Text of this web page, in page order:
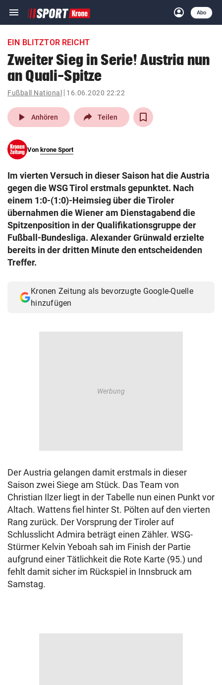
menu Navigation
ein-/ausklappen
account_circle
Anmelden
Abo
close Schließen
account_circle Anmelden
pin_drop
Wien arrow_right
search
eingeben
© Krone Multimedia GmbH & Co KG 2026
Muthgasse 2, 1190 Wien
EIN BLITZTOR REICHT
Zweiter Sieg in Serie! Austria nun
an Quali-Spitze
Fußball National 16.06.2020 22:22
play_arrow Anhören Teilen
Von krone Sport
Im vierten Versuch in dieser Saison hat die Austria
gegen die WSG Tirol erstmals gepunktet. Nach
einem 1:0-(1:0)-Heimsieg über die Tiroler
übernahmen die Wiener am Dienstagabend die
Spitzenposition in der Qualifikationsgruppe der
Fußball-Bundesliga. Alexander Grünwald erzielte
bereits in der dritten Minute den entscheidenden
Treffer.
Kronen Zeitung als bevorzugte Google-Quelle
hinzufügen
Der Austria gelangen damit erstmals in dieser
Saison zwei Siege am Stück. Das Team von
Christian Ilzer liegt in der Tabelle nun einen Punkt vor
Altach. Wattens fiel hinter St. Pölten auf den vierten
Rang zurück. Der Vorsprung der Tiroler auf
Schlusslicht Admira beträgt einen Zähler. WSG-
Stürmer Kelvin Yeboah sah im Finish der Partie
aufgrund einer Tätlichkeit die Rote Karte (95.) und
fehlt damit sicher im Rückspiel in Innsbruck am
Samstag.